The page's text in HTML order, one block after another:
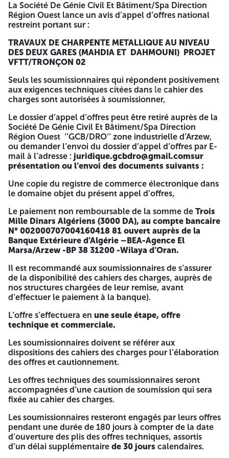
GCB se réserve le droit d’annuler le présent avis d’appel
d’offres à tout moment de l’étape de la procédure, pour
des raisons dont elle demeure seule juge. A -=-=-=-
4514
GCB
Société Nationale de Génie Civil et Bâtiment
Direction Région Ouest
BP N°114–Arzew Route de Tlélat Zone Industrielle
Tél : 041680367
Fax : 041680361
Email :juridique.gcbdro@gmail.com
AVIS D’APPEL D’OFFRES NATIONAL RESTREINT
N°36/GCB-DRO/TEC/2026
La Société De Génie Civil Et Bâtiment/Spa Direction Région
Ouest lance un avis d’appel d’offres national restreint
portant sur :
TRAVAUX DE CHARPENTE METALLIQUE AU NIVEAU DES
DEUX GARES (MAHDIA ET DAHMOUNI) PROJET
VFTT/TRONÇON 02
Seuls les soumissionnaires qui répondent positivement aux
exigences techniques citées dans le cahier des charges
sont autorisées à soumissionner,
Le dossier d’appel d’offres peut être retiré auprès de la
Société De Génie Civil Et Bâtiment/Spa Direction Région
Ouest ‘’GCB/DRO’’ zone industrielle d’Arzew, ou demander
l’envoi du dossier d’appel d’offres par E-mail à l’adresse :
juridique.gcbdro@gmail.comsur présentation ou l’envoi
des documents suivants :
Une copie du registre de commerce électronique dans le
domaine objet du présent appel d’offres,
Le paiement non remboursable de la somme deTrois Mille
Dinars Algériens (3000 DA), au compte bancaire N°
002000707004160418 81 ouvert auprès de la Banque
Extérieure d’Algérie –BEA-Agence El Marsa/Arzew -BP 38
4514
La Société De Génie Civil Et Bâtiment/Spa Direction
Région Ouest lance un avis d’appel d’offres national
restreint portant sur :
TRAVAUX DE CHARPENTE METALLIQUE AU NIVEAU
DES DEUX GARES (MAHDIA ET DAHMOUNI) PROJET
VFTT/TRONÇON 02
Seuls les soumissionnaires qui répondent positivement
aux exigences techniques citées dans le cahier des
charges sont autorisées à soumissionner,
Le dossier d’appel d’offres peut être retiré auprès de la
Société De Génie Civil Et Bâtiment/Spa Direction
Région Ouest ‘’GCB/DRO’’ zone industrielle d’Arzew,
ou demander l’envoi du dossier d’appel d’offres par E-
mail à l’adresse : juridique.gcbdro@gmail.comsur
présentation ou l’envoi des documents suivants :
Une copie du registre de commerce électronique dans
le domaine objet du présent appel d’offres,
Le paiement non remboursable de la somme de Trois
Mille Dinars Algériens (3000 DA), au compte bancaire
N° 002000707004160418 81 ouvert auprès de la
Banque Extérieure d’Algérie –BEA-Agence El
Marsa/Arzew -BP 38 31200 -Wilaya d’Oran.
Il est recommandé aux soumissionnaires de s’assurer
de la disponibilité des cahiers des charges, auprès de
nos structures chargées de leur remise, avant
d’effectuer le paiement à la banque).
L’offre s’effectuera en une seule étape, offre
technique et commerciale.
Les soumissionnaires doivent se référer aux
dispositions des cahiers des charges pour l’élaboration
des offres et cautionnement.
Les offres techniques des soumissionnaires seront
accompagnées d’une caution de soumission qui sera
fixée au cahier des charges.
Les soumissionnaires resteront engagés par leurs offres
pendant une durée de 180 jours à compter de la date
d’ouverture des plis des offres techniques, assortis
d’un délai supplémentaire de 30 jours calendaires.